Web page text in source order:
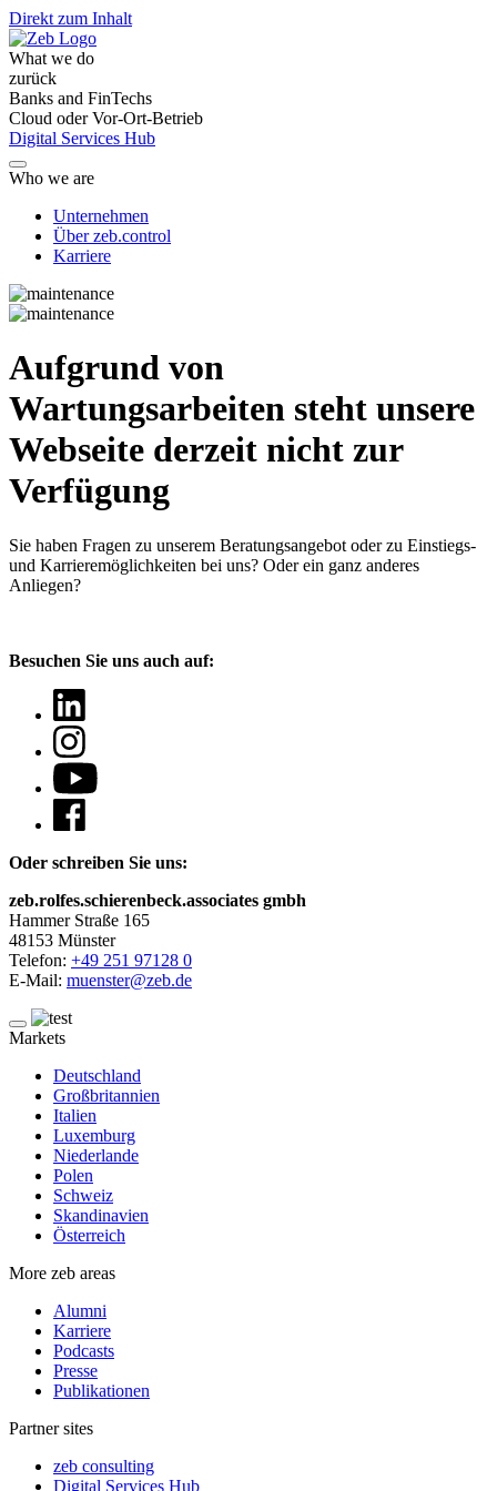
Direkt zum Inhalt
What we do
zurück
Banks and FinTechs
Cloud oder Vor-Ort-Betrieb
Digital Services Hub
Who we are
Unternehmen
Über zeb.control
Karriere
Aufgrund von
Wartungsarbeiten steht unsere
Webseite derzeit nicht zur
Verfügung
Sie haben Fragen zu unserem Beratungsangebot oder zu Einstiegs-
und Karrieremöglichkeiten bei uns? Oder ein ganz anderes
Anliegen?
Besuchen Sie uns auch auf:
Oder schreiben Sie uns:
zeb.rolfes.schierenbeck.associates gmbh
Hammer Straße 165
48153 Münster
Telefon: +49 251 97128 0
E-Mail: muenster@zeb.de
Markets
Deutschland
Großbritannien
Italien
Luxemburg
Niederlande
Polen
Schweiz
Skandinavien
Österreich
More zeb areas
Alumni
Karriere
Podcasts
Presse
Publikationen
Partner sites
zeb consulting
Digital Services Hub